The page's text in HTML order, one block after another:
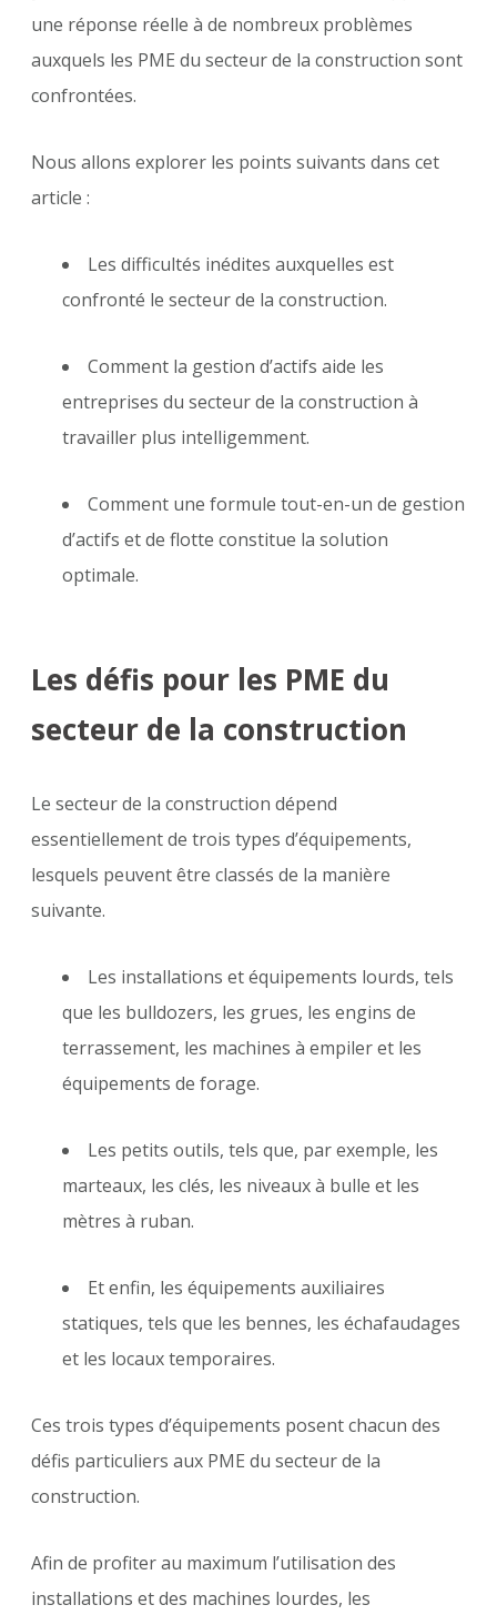
une réponse réelle à de nombreux problèmes
auxquels les PME du secteur de la construction sont
confrontées.
Nous allons explorer les points suivants dans cet
article :
Les difficultés inédites auxquelles est
confronté le secteur de la construction.
Comment la gestion d’actifs aide les
entreprises du secteur de la construction à
travailler plus intelligemment.
Comment une formule tout-en-un de gestion
d’actifs et de flotte constitue la solution
optimale.
Les défis pour les PME du
secteur de la construction
Le secteur de la construction dépend
essentiellement de trois types d’équipements,
lesquels peuvent être classés de la manière
suivante.
Les installations et équipements lourds, tels
que les bulldozers, les grues, les engins de
terrassement, les machines à empiler et les
équipements de forage.
Les petits outils, tels que, par exemple, les
marteaux, les clés, les niveaux à bulle et les
mètres à ruban.
Et enfin, les équipements auxiliaires
statiques, tels que les bennes, les échafaudages
et les locaux temporaires.
Ces trois types d’équipements posent chacun des
défis particuliers aux PME du secteur de la
construction.
Afin de profiter au maximum l’utilisation des
installations et des machines lourdes, les